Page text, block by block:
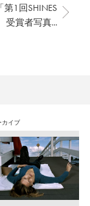
「第1回SHINES
受賞者写真...
カイブ